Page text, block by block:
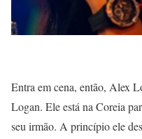
Entra em cena, então, Alex
Logan. Ele está na Coreia
seu irmão. A princípio ele